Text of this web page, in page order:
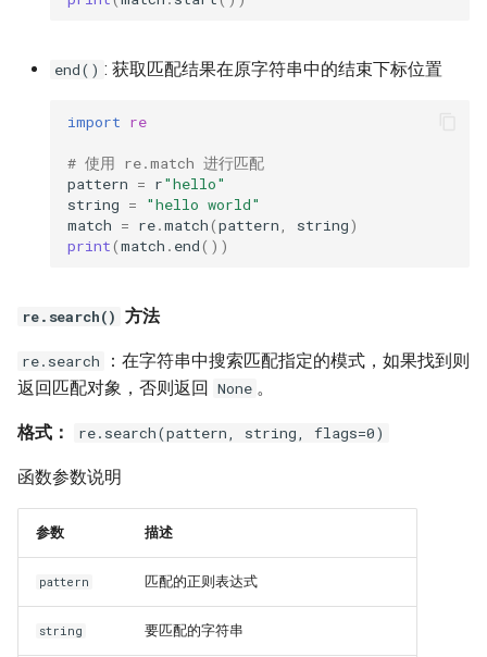
end() : 获取匹配结果在原字符串中的结束下标位置
import re
# 使用 re.match 进行匹配
pattern = r"hello"
string =
"hello world"
match = re.match(pattern string)
print(match . end())
re.search() 方法
re.search
：在字符串中搜索匹配指定的模式，如果找到则
返回匹配对象，否则返回 None 。
格式： re.search(pattern, string, flags=0)
函数参数说明
参数 描述
pattern 匹配的正则表达式
string 要匹配的字符串